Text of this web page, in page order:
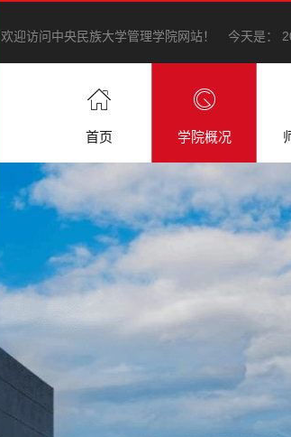
欢迎访问中央民族大学管理学院网站！ 今天是：
首页 学院概况